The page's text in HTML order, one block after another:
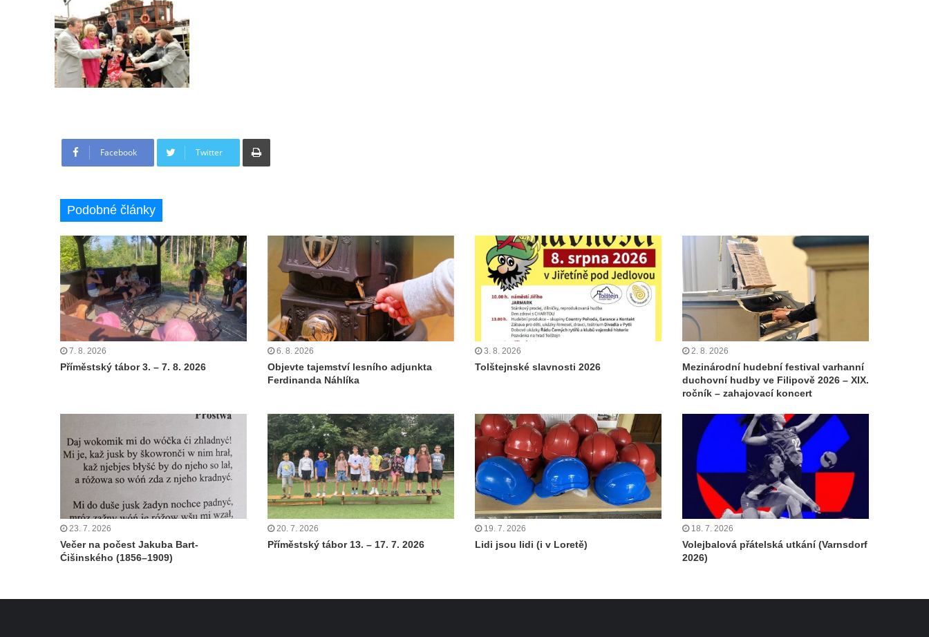
Facebook Twitter
Tisknout
Podobné články
7. 8. 2026
Příměstský tábor 3. – 7. 8. 2026
6. 8. 2026
Objevte tajemství lesního adjunkta
Ferdinanda Náhlíka
3. 8. 2026
Tolštejnské slavnosti 2026
2. 8. 2026
Mezinárodní hudební festival varhanní
duchovní hudby ve Filipově 2026 – XIX.
ročník – zahajovací koncert
23. 7. 2026
Večer na počest Jakuba Bart-
Ćišinského (1856–1909)
20. 7. 2026
Příměstský tábor 13. – 17. 7. 2026
19. 7. 2026
Lidi jsou lidi (i v Loretě)
18. 7. 2026
Volejbalová přátelská utkání (Varnsdorf
2026)